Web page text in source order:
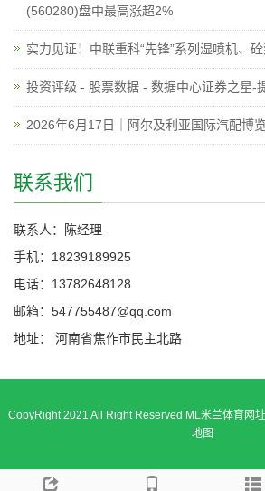
(560280)盘中最高涨超2%
实力见证！中联重科“先锋”系列湿喷机、
投资评级 - 股票数据 - 数据中心证券之星-
2026年6月17日｜阿尔及利亚国际汽配博
联系我们
联系人：陈经理
手机：18239189925
电话：13782648128
邮箱：547755487@qq.com
地址： 河南省焦作市民主北路
CopyRight 2021 All Right Reserved ML米兰体育网
地图